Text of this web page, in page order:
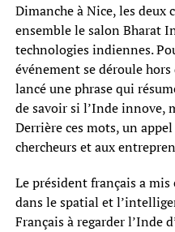
Dimanche à Nice, les deux
ensemble le salon Bharat
technologies indiennes.
événement se déroule
lancé une phrase qui
de savoir si l’Inde innove,
Derrière ces mots, un
chercheurs et aux
Le président français a
dans le spatial et
Français à regarder l’Inde